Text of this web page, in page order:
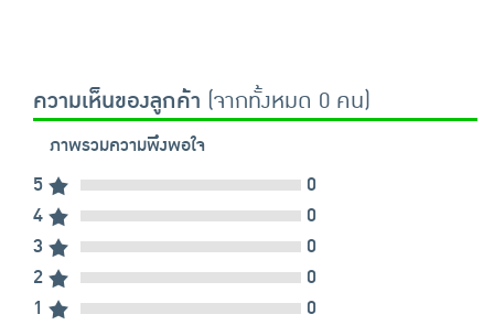
ความเห็นของลูกค้า (จากทั้งหมด 0 คน)
ภาพรวมความพึงพอใจ
5
0
4
0
3
0
2
0
1
0